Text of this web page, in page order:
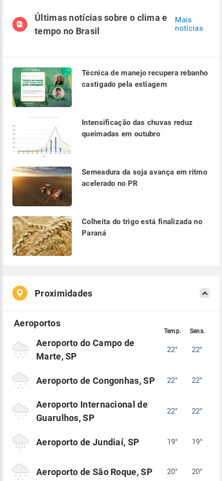
Últimas notícias sobre o clima e
tempo no Brasil
Mais
notícias
Técnica de manejo recupera rebanho
castigado pela estiagem
Intensificação das chuvas reduz
queimadas em outubro
Semeadura da soja avança em ritmo
acelerado no PR
Colheita do trigo está finalizada no
Paraná
Proximidades
Aeroporto do Campo de
Marte, SP
22° 22°
Aeroporto de Congonhas, SP 22° 22°
Aeroporto Internacional de
Guarulhos, SP
22° 22°
Aeroporto de Jundiaí, SP 19° 19°
Aeroporto de São Roque, SP 20° 20°